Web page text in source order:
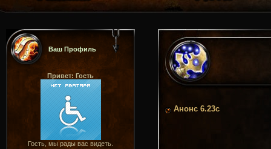
Ваш Профиль
Привет: Гость
Гость, мы рады вас видеть.
Анонс 6.23c